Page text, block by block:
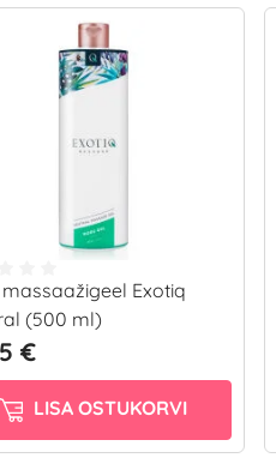
Exotiq
(500 ml)
€
LISA OSTUKORVI